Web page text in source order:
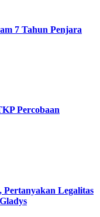
7 Tahun Penjara
Percobaan
Legalitas